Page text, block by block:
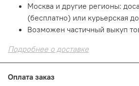
Москва и другие регионы:
(бесплатно) или курьерская
Возможен частичный выкуп
Подробнее о доставке
Оплата заказ